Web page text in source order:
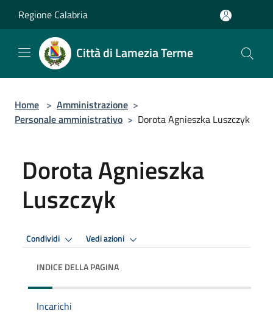
Regione Calabria
Città di Lamezia Terme
Home > Amministrazione >
Personale amministrativo > Dorota Agnieszka Luszczyk
Dorota Agnieszka
Luszczyk
Condividi Vedi azioni
INDICE DELLA PAGINA
Incarichi